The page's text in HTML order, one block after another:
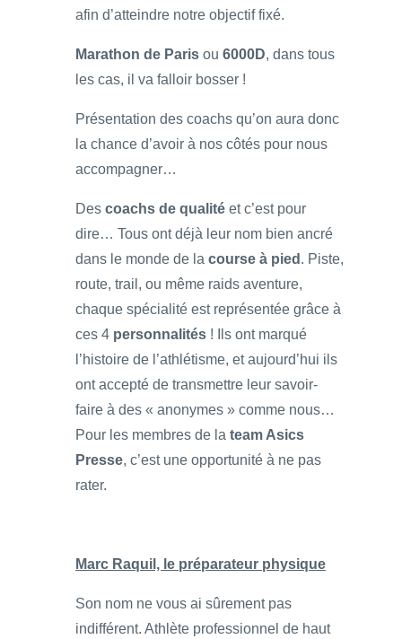
afin d’atteindre notre objectif fixé.
Marathon de Paris ou 6000D, dans tous
les cas, il va falloir bosser !
Présentation des coachs qu’on aura donc
la chance d’avoir à nos côtés pour nous
accompagner…
Des coachs de qualité et c’est pour
dire… Tous ont déjà leur nom bien ancré
dans le monde de la course à pied . Piste,
route, trail, ou même raids aventure,
chaque spécialité est représentée grâce à
ces 4 personnalités ! Ils ont marqué
l’histoire de l’athlétisme, et aujourd’hui ils
ont accepté de transmettre leur savoir-
faire à des « anonymes » comme nous…
Pour les membres de la team Asics
Presse, c’est une opportunité à ne pas
rater.
Marc Raquil, le préparateur physique
Son nom ne vous ai sûrement pas
indifférent. Athlète professionnel de haut